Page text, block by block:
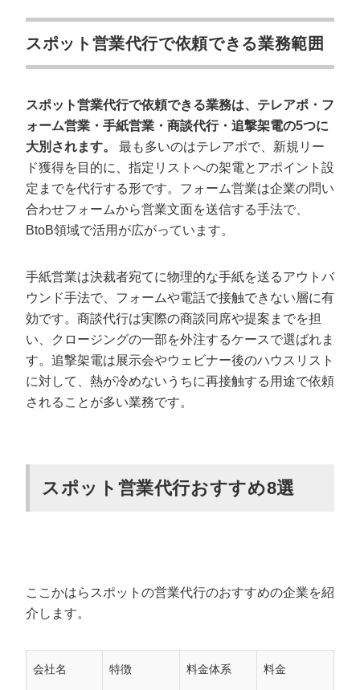
架電チャネル1本で単発勝負してしまう
事例1 ウェビナー後追撃架電｜商談化率6.3%を実現
事例2 SEO支援｜2ヶ月で5〜6件商談・1件受注
事例3 ストーリーブランディング｜3ヶ月で10〜15商
談・3受注
営業代行 スポット利用のよくある質問
Q1 最短で1ヶ月から契約うんできる会社はあるか
Q3 個人(フリーランス)との直接契約との違い
Q4 途中解約できる契約条項の有無
まとめ
スポット営業代行で依頼できる業務範囲
スポット営業代行で依頼できる業務は、テレアポ・フ
ォーム営業・手紙営業・商談代行・追撃架電の5つに
大別されます。
最も多いのはテレアポで、新規リー
ド獲得を目的に、指定リストへの架電とアポイント設
定までを代行する形です。フォーム営業は企業の問い
合わせフォームから営業文面を送信する手法で、
BtoB領域で活用が広がっています。
手紙営業は決裁者宛てに物理的な手紙を送るアウトバ
ウンド手法で、フォームや電話で接触できない層に有
効です。商談代行は実際の商談同席や提案までを担
い、クロージングの一部を外注するケースで選ばれま
す。追撃架電は展示会やウェビナー後のハウスリスト
に対して、熱が冷めないうちに再接触する用途で依頼
されることが多い業務です。
スポット営業代行おすすめ8選
ここかはらスポットの営業代行のおすすめの企業を紹
介します。
会社名 特徴 料金体系 料金